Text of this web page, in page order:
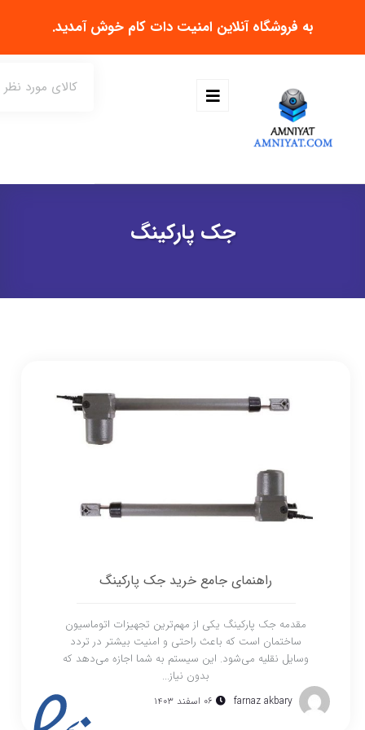
به فروشگاه آنلاین امنیت دات کام خوش آمدید.
جک پارکینگ
راهنمای جامع خرید جک پارکینگ
مقدمه جک پارکینگ یکی از مهم‌ترین تجهیزات اتوماسیون
ساختمان است که باعث راحتی و امنیت بیشتر در تردد
وسایل نقلیه می‌شود. این سیستم به شما اجازه می‌دهد که
بدون نیاز...
farnaz akbary ۰۶ اسفند ۱۴۰۳